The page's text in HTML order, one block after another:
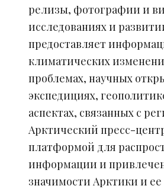
релизы, фотографии и
исследованиях и
предоставляет
климатических
проблемах, научных
экспедициях,
аспектах, связанных с
Арктический пресс-
платформой для
информации и
значимости Арктики и